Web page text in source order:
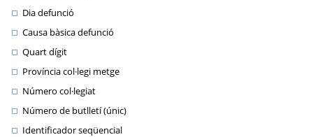
Dia defunció
Causa bàsica defunció
Quart dígit
Província col·legi metge
Número col·legiat
Número de butlletí (únic)
Identificador seqüencial